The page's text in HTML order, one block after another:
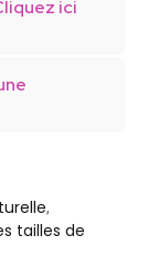
ici
,
tailles de